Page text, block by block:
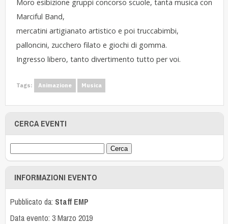
Moro esibizione gruppi concorso scuole, tanta musica con
Marciful Band,
mercatini artigianato artistico e poi truccabimbi,
palloncini, zucchero filato e giochi di gomma.
Ingresso libero, tanto divertimento tutto per voi.
Tags: Animazione Musica
CERCA EVENTI
INFORMAZIONI EVENTO
Pubblicato da: Staff EMP
Data evento: 3 Marzo 2019